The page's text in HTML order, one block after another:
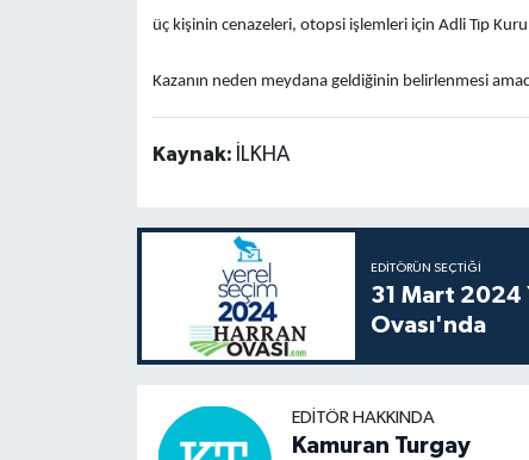
üç kişinin cenazeleri, otopsi işlemleri için Adli Tıp
Kazanın neden meydana geldiğinin belirlenmesi
Kaynak: İLKHA
EDITÖRÜN SEÇTIĞI
31 Mart 2024
Ovası'nda
EDITÖR HAKKINDA
Kamuran Turgay